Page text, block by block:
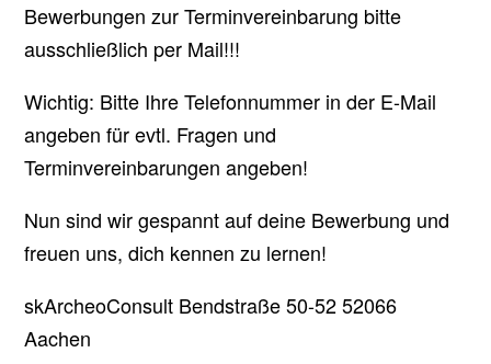
Bewerbungen zur Terminvereinbarung bitte
ausschließlich per Mail!!!
Wichtig: Bitte Ihre Telefonnummer in der E-Mail
angeben für evtl. Fragen und
Terminvereinbarungen angeben!
Nun sind wir gespannt auf deine Bewerbung und
freuen uns, dich kennen zu lernen!
skArcheoConsult Bendstraße 50-52 52066
Aachen